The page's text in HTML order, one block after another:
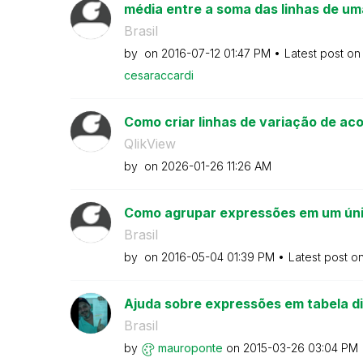
média entre a soma das linhas de
Brasil
by on ‎2016-07-12 01:47 PM
Latest post on
cesaraccardi
Como criar linhas de variação de
QlikView
by on ‎2026-01-26 11:26 AM
Como agrupar expressões em um
Brasil
by on ‎2016-05-04 01:39 PM Latest post
Ajuda sobre expressões em tabela
Brasil
by mauroponte on ‎2015-03-26 03:04 PM